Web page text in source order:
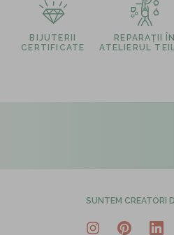
BIJUTERII
CERTIFICATE
REPARAȚII ÎN
ATELIERUL
SUNTEM CREATORI